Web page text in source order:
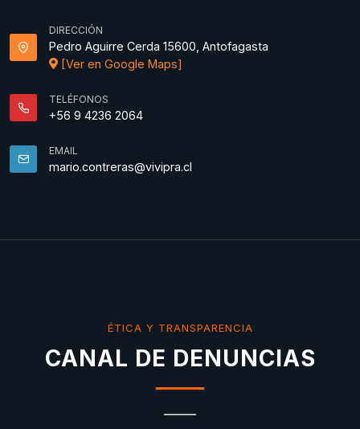
DIRECCIÓN
Pedro Aguirre Cerda 15600, Antofagasta
[Ver en Google Maps]
TELÉFONOS
+56 9 4236 2064
EMAIL
mario.contreras@vivipra.cl
ÉTICA Y TRANSPARENCIA
CANAL DE DENUNCIAS